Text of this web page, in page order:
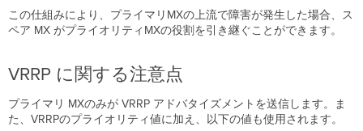
バ
ー
両
の
MX
この仕組みにより、プライマリMXの上流で障害が発生した場合、ス
ペア MX がプライオリティMXの役割を引き継ぐことができます。
VRRP に関する注意点
プライマリ MXのみが VRRP アドバタイズメントを送信します。ま
た、VRRPのプライオリティ値に加え、以下の値も使用されます。